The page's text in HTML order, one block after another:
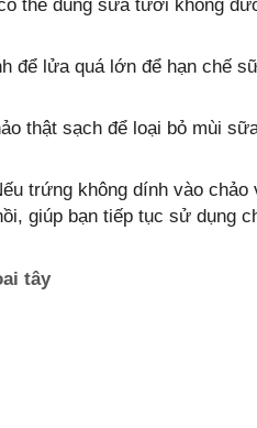
thể dùng sữa tươi không
để lửa quá lớn để hạn chế
thật sạch để loại bỏ mùi
trứng không dính vào chảo
giúp bạn tiếp tục sử dụng
tây